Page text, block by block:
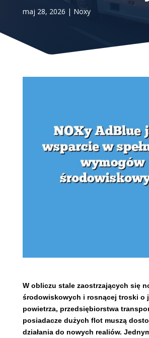
maj 28, 2026 | Noxy
W obliczu stale zaostrzających się
środowiskowych i rosnącej troski o
powietrza, przedsiębiorstwa
posiadacze dużych flot muszą
działania do nowych realiów.